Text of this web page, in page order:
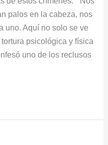
palos en la cabeza, nos
uno. Aquí no solo se ve
psicológica y física
uno de los reclusos